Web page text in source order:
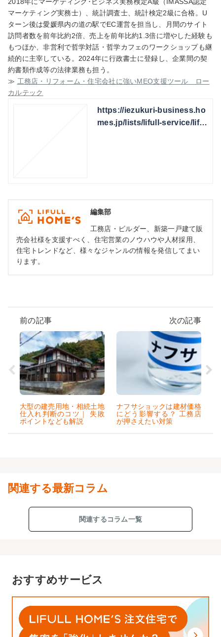
マーケティング実務士）、統計調査士、統計検定2級に合格。U
ターン後は愛媛県内の道の駅でEC運営を担当し、月間のサイト
訪問者数を前年比約2倍、売上を前年比約1.3倍に増やした経験も
もつほか、非営利で哲学対話・哲学カフェのワークショップも継
続的に主宰している。2024年に行政書士に登録し、企業間の契
約書類作成等の法律業務も担う。
≫ 工務店・リフォーム・住宅会社に強いMEO支援ツール ロー
カルテック
https://iezukuri-business.ho
mes.jp/lists/lifull-service/liful
編集部
工務店・ビルダー、新築一戸建て販
売会社様を支援すべく、住宅営業のノウハウや人材採用、
住宅トレンドなど、様々なジャンルの情報を発信してまい
ります。
前の記事
大型の建売用地・相続土地
仕入れ判断のコツ｜ 失敗
ポイントなども解説
次の記事
ナフサショックは建材価格
にどう影響する？ 工務店
が押さえたい対策
関連する最新コラム
関連するコラム一覧
おすすめサービス